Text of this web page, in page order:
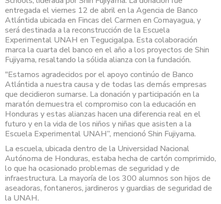
entregada el viernes 12 de abril en la Agencia de Banco
Atlántida ubicada en Fincas del Carmen en Comayagua, y
será destinada a la reconstrucción de la Escuela
Experimental UNAH en Tegucigalpa. Esta colaboración
marca la cuarta del banco en el año a los proyectos de Shin
Fujiyama, resaltando la sólida alianza con la fundación.
"Estamos agradecidos por el apoyo continúo de Banco
Atlántida a nuestra causa y de todas las demás empresas
que decidieron sumarse. La donación y participación en la
maratón demuestra el compromiso con la educación en
Honduras y estas alianzas hacen una diferencia real en el
futuro y en la vida de los niños y niñas que asisten a la
Escuela Experimental UNAH”, mencionó Shin Fujiyama.
La escuela, ubicada dentro de la Universidad Nacional
Autónoma de Honduras, estaba hecha de cartón comprimido,
lo que ha ocasionado problemas de seguridad y de
infraestructura. La mayoría de los 300 alumnos son hijos de
aseadoras, fontaneros, jardineros y guardias de seguridad de
la UNAH.